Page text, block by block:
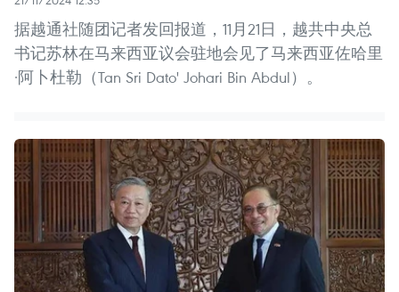
据越通社随团记者发回报道，11月21日，越共中央总
书记苏林在马来西亚议会驻地会见了马来西亚佐哈里
·阿卜杜勒（Tan Sri Dato' Johari Bin Abdul）。